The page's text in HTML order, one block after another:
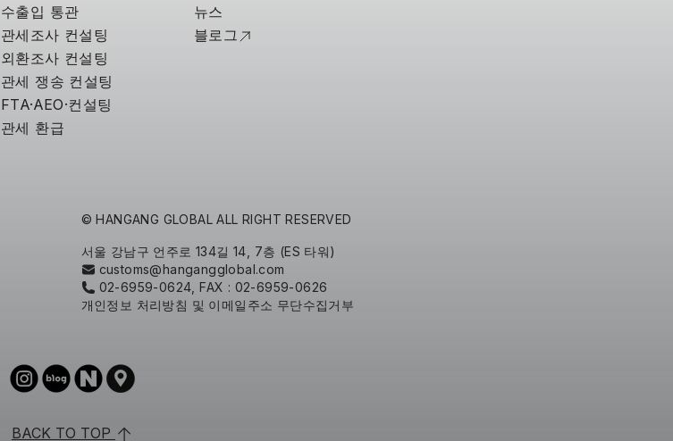
수출입 통관
관세조사 컨설팅
외환조사 컨설팅
관세 쟁송 컨설팅
FTA·AEO·컨설팅
관세 환급
뉴스
블로그
© HANGANG GLOBAL ALL RIGHT RESERVED
서울 강남구 언주로 134길 14, 7층 (ES 타워)
customs@hangangglobal.com
02-6959-0624, FAX : 02-6959-0626
개인정보 처리방침 및 이메일주소 무단수집거부
BACK TO TOP